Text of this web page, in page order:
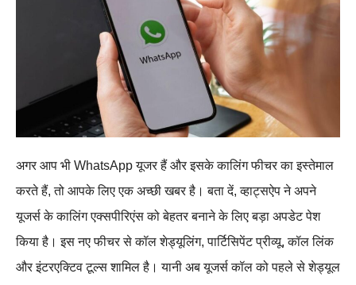
अगर आप भी WhatsApp यूजर हैं और इसके कालिंग फीचर का इस्तेमाल
करते हैं, तो आपके लिए एक अच्छी खबर है। बता दें, व्हाट्सऐप ने अपने
यूजर्स के कालिंग एक्सपीरिएंस को बेहतर बनाने के लिए बड़ा अपडेट पेश
किया है। इस नए फीचर से कॉल शेड्यूलिंग, पार्टिसिपेंट प्रीव्यू, कॉल लिंक
और इंटरएक्टिव टूल्स शामिल है। यानी अब यूजर्स कॉल को पहले से शेड्यूल